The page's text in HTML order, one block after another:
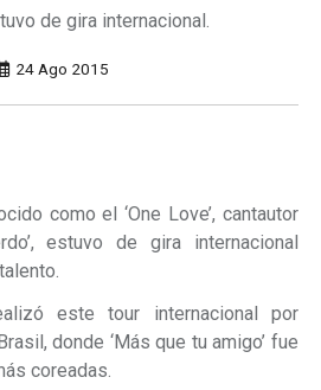
de gira internacional.
24 Ago 2015
como el ‘One Love’, cantautor
estuvo de gira internacional
este tour internacional por
donde ‘Más que tu amigo’ fue
coreadas.